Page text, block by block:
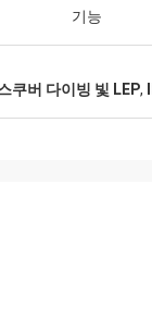
기능
쿠버 다이빙 빛 LEP,